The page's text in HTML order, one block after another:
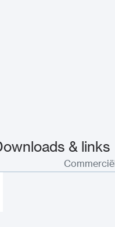
& links